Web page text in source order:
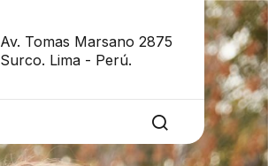
Av. Tomas Marsano 2875
Surco. Lima - Perú.